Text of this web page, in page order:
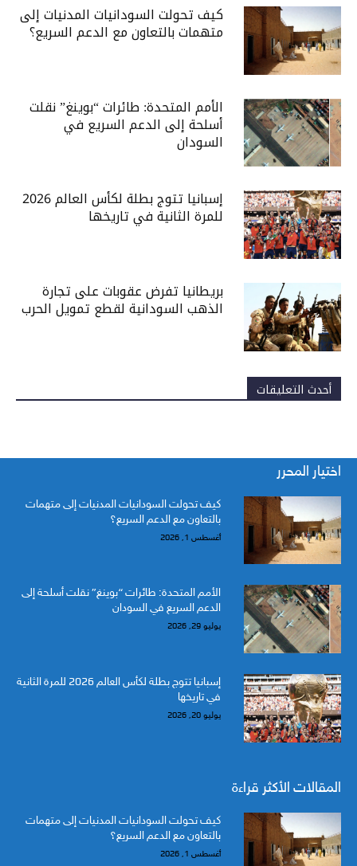
كيف تحولت السودانيات المدنيات إلى
متهمات بالتعاون مع الدعم السريع؟
الأمم المتحدة: طائرات “بوينغ” نقلت
أسلحة إلى الدعم السريع في
السودان
إسبانيا تتوج بطلة لكأس العالم 2026
للمرة الثانية في تاريخها
بريطانيا تفرض عقوبات على تجارة
الذهب السودانية لقطع تمويل الحرب
أحدث التعليقات
اختيار المحرر
كيف تحولت السودانيات المدنيات إلى متهمات
بالتعاون مع الدعم السريع؟
أغسطس 1, 2026
الأمم المتحدة: طائرات “بوينغ” نقلت أسلحة إلى
الدعم السريع في السودان
يوليو 29, 2026
إسبانيا تتوج بطلة لكأس العالم 2026 للمرة الثانية
في تاريخها
يوليو 20, 2026
المقالات الأكثر قراءة
كيف تحولت السودانيات المدنيات إلى متهمات
بالتعاون مع الدعم السريع؟
أغسطس 1, 2026